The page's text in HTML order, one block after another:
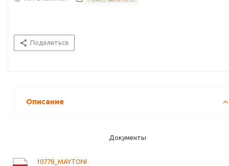
Поделиться
Описание
Документы
10778_MAYTONI